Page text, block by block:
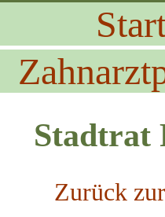
Stadtrat
Zurück